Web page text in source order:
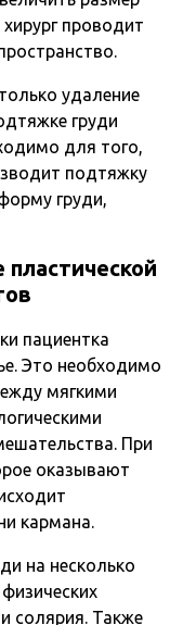
проводит
удаление
груди
для того,
подтяжку
груди,
пациентка
Это необходимо
мягкими
При
оказывают
кармана.
на несколько
солярия. Также